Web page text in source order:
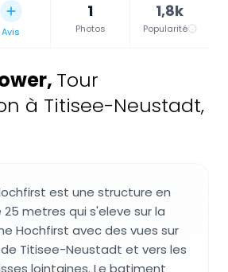
Avis
1
Photos
1,8k
Popularité
, Tour
à Titisee-Neustadt,
est une structure en
25 metres qui s'eleve sur la
Hochfirst avec des vues sur
Titisee-Neustadt et vers les
lointaines. Le batiment